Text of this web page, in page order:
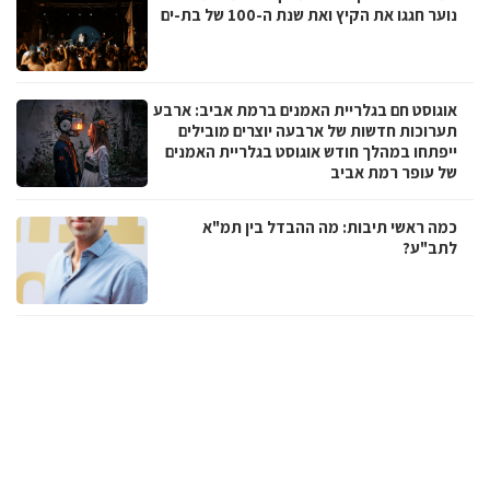
נוער חגגו את הקיץ ואת שנת ה-100 של בת-ים
אוגוסט חם בגלריית האמנים ברמת אביב: ארבע
תערוכות חדשות של ארבעה יוצרים מובילים
ייפתחו במהלך חודש אוגוסט בגלריית האמנים
של עופר רמת אביב
כמה ראשי תיבות: מה ההבדל בין תמ"א
לתב"ע?